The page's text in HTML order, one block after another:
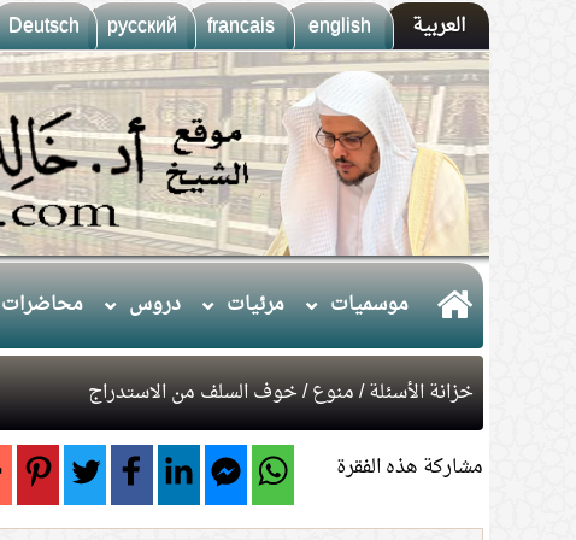
العربية english
francais
русский
Deutsch
موسميات مرئيات دروس محاضرات
خزانة الأسئلة/منوع/ خوف السلف من الاستدراج
مشاركة هذه الفقرة